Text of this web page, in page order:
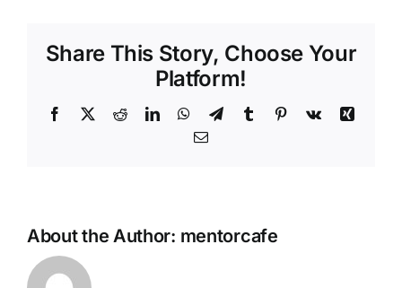
χωνάκι)
Share This Story, Choose Your
Platform!
Facebook
TwitterRedditLinkedInWhatsApp
TelegramTumblr Pinterest
Vk
Xing
Email
About the Author: mentorcafe